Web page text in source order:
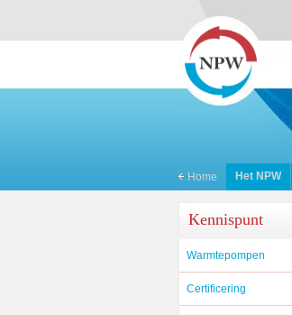
Home Het NPW
Kennispunt
Warmtepompen
Certificering